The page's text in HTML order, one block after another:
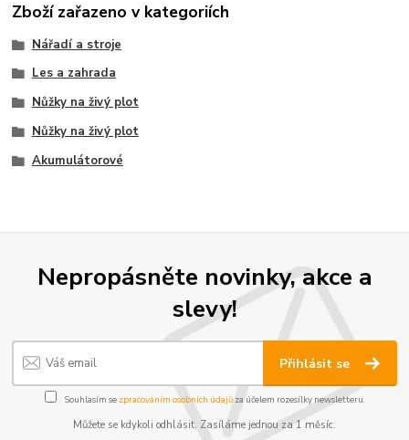
Zboží zařazeno v kategoriích
Nářadí a stroje
Les a zahrada
Nůžky na živý plot
Nůžky na živý plot
Akumulátorové
Nepropásněte novinky, akce a
slevy!
Přihlásit se
Souhlasím se zpracováním osobních údajůza účelem rozesílky newsletteru.
Můžete se kdykoli odhlásit. Zasíláme jednou za 1 měsíc.